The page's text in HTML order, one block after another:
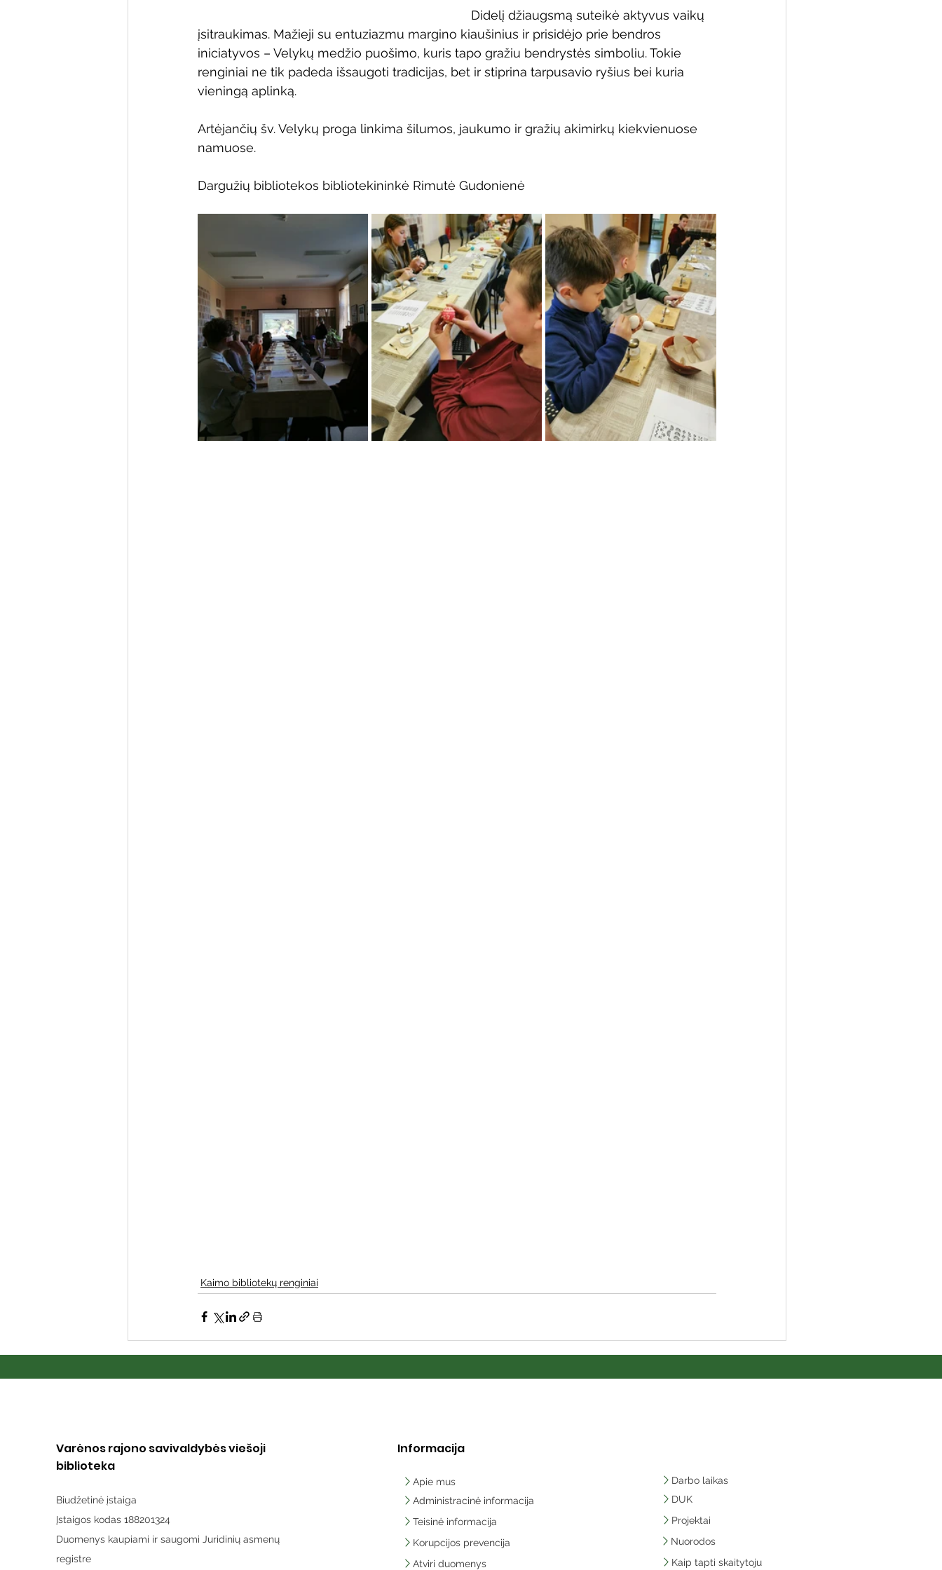
Didelį džiaugsmą suteikė aktyvus vaikų
įsitraukimas. Mažieji su entuziazmu margino kiaušinius ir prisidėjo prie bendros
iniciatyvos – Velykų medžio puošimo, kuris tapo gražiu bendrystės simboliu. Tokie
renginiai ne tik padeda išsaugoti tradicijas, bet ir stiprina tarpusavio ryšius bei kuria
vieningą aplinką.
Artėjančių šv. Velykų proga linkima šilumos, jaukumo ir gražių akimirkų kiekvienuose
namuose.
Dargužių bibliotekos bibliotekininkė Rimutė Gudonienė
Kaimo bibliotekų renginiai
Varėnos rajono savivaldybės viešoji
biblioteka
Biudžetinė įstaiga
Įstaigos kodas 188201324
Duomenys kaupiami ir saugomi Juridinių asmenų
registre
Informacija
Apie mus
Administracinė informacija
Teisinė informacija
Korupcijos prevencija
Atviri duomenys
Darbo laikas
DUK
Projektai
Nuorodos
Kaip tapti skaitytoju